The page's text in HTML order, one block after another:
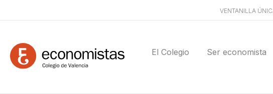
VENTANILLA
El Colegio Ser economista